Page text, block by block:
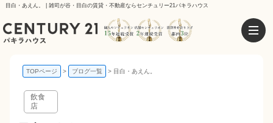
目白・あえん。 | 雑司が谷・目白の賃貸・不動産ならセンチュリー21パキラハウス
TOPページ ブログ一覧 目白・あえん。
飲食
店